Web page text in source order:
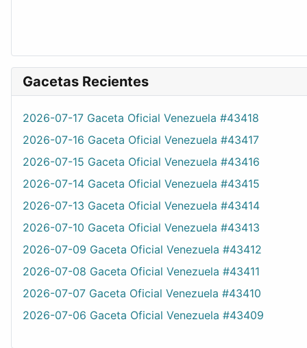
Gacetas Recientes
2026-07-17 Gaceta Oficial Venezuela #43418
2026-07-16 Gaceta Oficial Venezuela #43417
2026-07-15 Gaceta Oficial Venezuela #43416
2026-07-14 Gaceta Oficial Venezuela #43415
2026-07-13 Gaceta Oficial Venezuela #43414
2026-07-10 Gaceta Oficial Venezuela #43413
2026-07-09 Gaceta Oficial Venezuela #43412
2026-07-08 Gaceta Oficial Venezuela #43411
2026-07-07 Gaceta Oficial Venezuela #43410
2026-07-06 Gaceta Oficial Venezuela #43409